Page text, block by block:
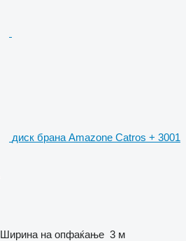
диск брана Amazone Catros + 3001
Ширина на опфаќање 3 м